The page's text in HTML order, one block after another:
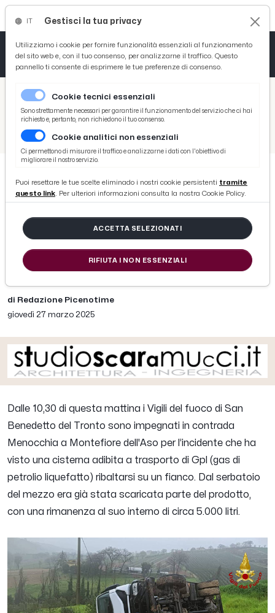
/ Picenotime
/ News
/ Cronaca
Montefiore dell’Aso, incidente a cisterna adibita a trasporto di Gpl. Concluse operazioni per bruciare il gas
Montefiore dell’Aso, incidente a
cisterna adibita a trasporto di Gpl.
Concluse operazioni per bruciare il
gas
di Redazione Picenotime
giovedì 27 marzo 2025
Dalle 10,30 di questa mattina i Vigili del fuoco di San
Benedetto del Tronto sono impegnati in contrada
Menocchia a Montefiore dell'Aso per l’incidente che ha
visto una cisterna adibita a trasporto di Gpl (gas di
petrolio liquefatto) ribaltarsi su un fianco. Dal serbatoio
del mezzo era già stata scaricata parte del prodotto,
con una rimanenza al suo interno di circa 5.000 litri.
Gestisci la tua privacy
Utilizziamo i cookie per fornire funzionalità essenziali al funzionamento
del sito web e, con il tuo consenso, per analizzarne il traffico. Questo
pannello ti consente di esprimere le tue preferenze di consenso.
Cookie tecnici essenziali
Sono strettamente necessari per garantire il funzionamento del servizio che ci hai
richiesto e, pertanto, non richiedono il tuo consenso.
Cookie analitici non essenziali
Ci permettono di misurare il traffico e analizzarne i dati con l'obiettivo di
migliorare il nostro servizio.
Puoi resettare le tue scelte eliminado i nostri cookie persistenti tramite
questo link. Per ulteriori informazioni consulta la nostra Cookie Policy.
ACCETTA SELEZIONATI
RIFIUTA I NON ESSENZIALI
Tutto News
Tutto Sport
Basket
Ciclismo
Tutto Curiosità